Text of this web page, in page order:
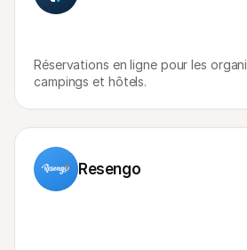
Réservations en ligne pour les
campings et hôtels.
Resengo